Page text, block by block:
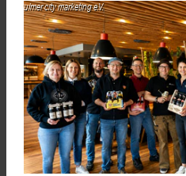
ulmer city marketing e.V.